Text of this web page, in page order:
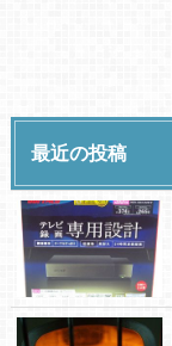
最近の投稿